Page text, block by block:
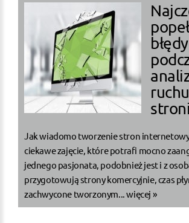
błędy
Jak wiadomo tworzenie stron
ciekawe zajęcie, które potrafi mocno
jednego pasjonata, podobnież jest i z
przygotowują strony komercyjnie, czas
zachwycone tworzonym...więcej »